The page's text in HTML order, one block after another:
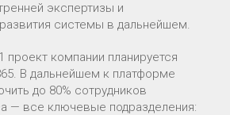
экспертизы и
системы в дальнейшем.
проект компании планируется
В дальнейшем к платформе
до 80% сотрудников
— все ключевые подразделения: